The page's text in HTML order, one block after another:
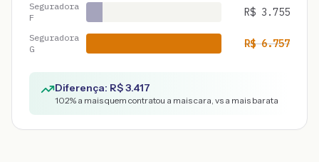
Seguradora
F
R$ 3.755
Seguradora
G
R$6.757
Diferença: R$3.417
102% a mais quem contratou a mais cara, vs a mais barata